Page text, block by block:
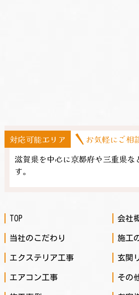
対応可能エリア
お気軽にご相
滋賀県を中心に京都府や三重県​な
す。
TOP 会社
当社のこだわり 施工
エクステリア工事 玄関
エアコン工事 その